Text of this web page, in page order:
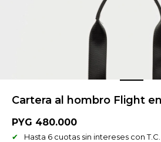
Cartera al hombro Flight
PYG 480.000
Hasta 6 cuotas sin intereses con T.C.